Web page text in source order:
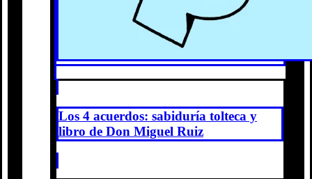
Los 4 acuerdos: sabiduría tolteca y
libro de Don Miguel Ruiz